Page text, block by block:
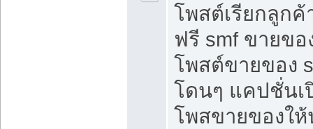
โพสต์เรียกลูกค้
ฟรี smf ขายขอ
โพสต์ขายของ
โดนๆ แคปชั่นเ
โพสขายของใ